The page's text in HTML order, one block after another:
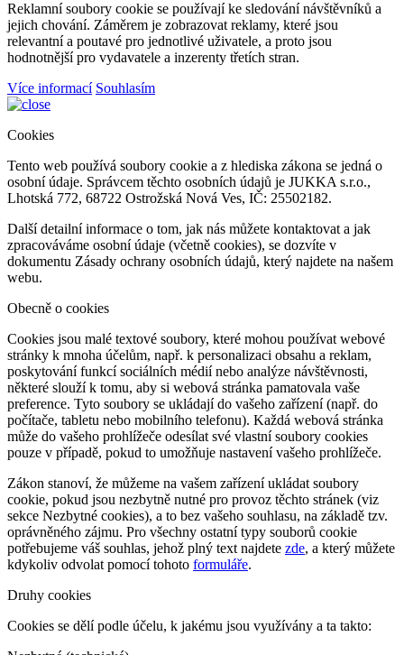
Reklamní soubory cookie se používají ke sledování návštěvníků a
jejich chování. Záměrem je zobrazovat reklamy, které jsou
relevantní a poutavé pro jednotlivé uživatele, a proto jsou
hodnotnější pro vydavatele a inzerenty třetích stran.
Více informací Souhlasím
Cookies
Tento web používá soubory cookie a z hlediska zákona se jedná o
osobní údaje. Správcem těchto osobních údajů je JUKKA s.r.o.,
Lhotská 772, 68722 Ostrožská Nová Ves, IČ: 25502182.
Další detailní informace o tom, jak nás můžete kontaktovat a jak
zpracováváme osobní údaje (včetně cookies), se dozvíte v
dokumentu Zásady ochrany osobních údajů, který najdete na našem
webu.
Obecně o cookies
Cookies jsou malé textové soubory, které mohou používat webové
stránky k mnoha účelům, např. k personalizaci obsahu a reklam,
poskytování funkcí sociálních médií nebo analýze návštěvnosti,
některé slouží k tomu, aby si webová stránka pamatovala vaše
preference. Tyto soubory se ukládají do vašeho zařízení (např. do
počítače, tabletu nebo mobilního telefonu). Každá webová stránka
může do vašeho prohlížeče odesílat své vlastní soubory cookies
pouze v případě, pokud to umožňuje nastavení vašeho prohlížeče.
Zákon stanoví, že můžeme na vašem zařízení ukládat soubory
cookie, pokud jsou nezbytně nutné pro provoz těchto stránek (viz
sekce Nezbytné cookies), a to bez vašeho souhlasu, na základě tzv.
oprávněného zájmu. Pro všechny ostatní typy souborů cookie
potřebujeme váš souhlas, jehož plný text najdete zde, a který můžete
kdykoliv odvolat pomocí tohoto formuláře.
Druhy cookies
Cookies se dělí podle účelu, k jakému jsou využívány a ta takto: